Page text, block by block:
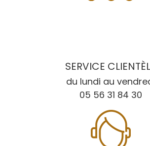
SERVICE
du lundi au
05 56 31 84 30